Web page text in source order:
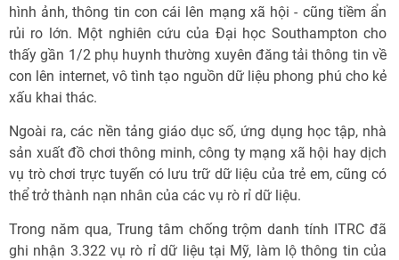
hình ảnh, thông tin con cái lên mạng xã hội - cũng tiềm ẩn
rủi ro lớn. Một nghiên cứu của Đại học Southampton cho
thấy gần 1/2 phụ huynh thường xuyên đăng tải thông tin về
con lên internet, vô tình tạo nguồn dữ liệu phong phú cho kẻ
xấu khai thác.
Ngoài ra, các nền tảng giáo dục số, ứng dụng học tập, nhà
sản xuất đồ chơi thông minh, công ty mạng xã hội hay dịch
vụ trò chơi trực tuyến có lưu trữ dữ liệu của trẻ em, cũng có
thể trở thành nạn nhân của các vụ rò rỉ dữ liệu.
Trong năm qua, Trung tâm chống trộm danh tính ITRC đã
ghi nhận 3.322 vụ rò rỉ dữ liệu tại Mỹ, làm lộ thông tin của